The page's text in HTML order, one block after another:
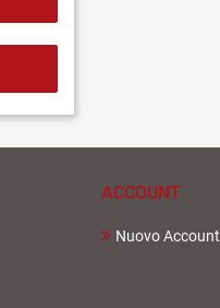
ACCOUNT
Nuovo Account